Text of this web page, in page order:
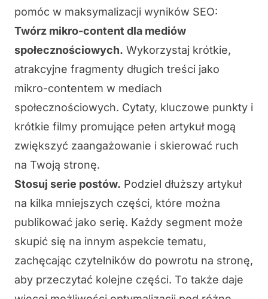
pomóc w maksymalizacji wyników SEO:
Twórz mikro-content dla mediów
społecznościowych. Wykorzystaj krótkie,
atrakcyjne fragmenty długich treści jako
mikro-contentem w mediach
społecznościowych. Cytaty, kluczowe punkty i
krótkie filmy promujące pełen artykuł mogą
zwiększyć zaangażowanie i skierować ruch
na Twoją stronę.
Stosuj serie postów. Podziel dłuższy artykuł
na kilka mniejszych części, które można
publikować jako serię. Każdy segment może
skupić się na innym aspekcie tematu,
zachęcając czytelników do powrotu na stronę,
aby przeczytać kolejne części. To także daje